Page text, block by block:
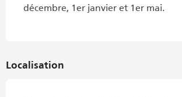
décembre, 1er janvier et 1er mai.
Localisation